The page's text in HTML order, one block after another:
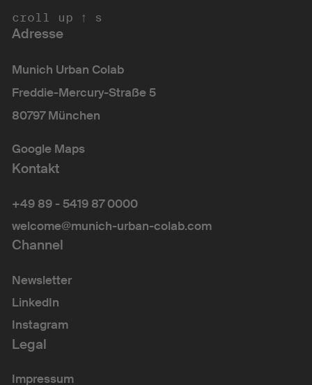
ll up ↑ scro
Adresse
Munich Urban Colab
Freddie-Mercury-Straße 5
80797 München
Google Maps
Kontakt
+49 89 - 5419 87 0000
welcome@munich-urban-colab.com
Channel
Newsletter
LinkedIn
Instagram
Legal
Impressum